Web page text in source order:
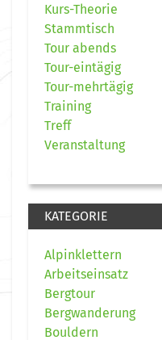
Kurs-Theorie
Stammtisch
Tour abends
Tour-eintägig
Tour-mehrtägig
Training
Treff
Veranstaltung
KATEGORIE
Alpinklettern
Arbeitseinsatz
Bergtour
Bergwanderung
Bouldern